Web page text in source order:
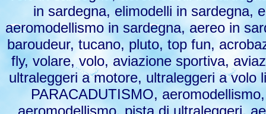
in sardegna, elimodelli in sardegna,
aeromodellismo in sardegna, aereo in
baroudeur, tucano, pluto, top fun,
fly, volare, volo, aviazione sportiva,
ultraleggeri a motore, ultraleggeri a
PARACADUTISMO,
aeromodellismo, pista di ultraleggeri,